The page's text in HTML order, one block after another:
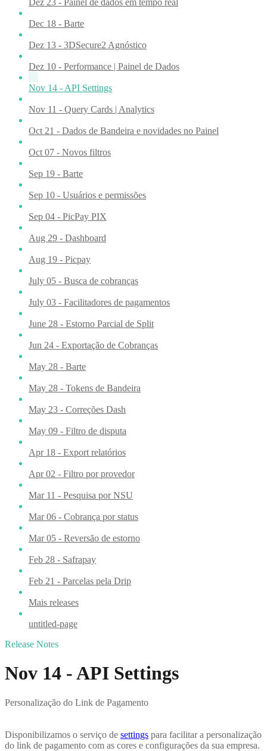
Dec 18 - Barte
Dez 13 - 3DSecure2 Agnóstico
Dez 10 - Performance | Painel de Dados
Nov 14 - API Settings
Nov 11 - Query Cards | Analytics
Oct 21 - Dados de Bandeira e novidades no Painel
Oct 07 - Novos filtros
Sep 19 - Barte
Sep 10 - Usuários e permissões
Sep 04 - PicPay PIX
Aug 29 - Dashboard
Aug 19 - Picpay
July 05 - Busca de cobranças
July 03 - Facilitadores de pagamentos
June 28 - Estorno Parcial de Split
Jun 24 - Exportação de Cobranças
May 28 - Barte
May 28 - Tokens de Bandeira
May 23 - Correções Dash
May 09 - Filtro de disputa
Apr 18 - Export relatórios
Apr 02 - Filtro por provedor
Mar 11 - Pesquisa por NSU
Mar 06 - Cobrança por status
Mar 05 - Reversão de estorno
Feb 28 - Safrapay
Feb 21 - Parcelas pela Drip
Mais releases
untitled-page
Release Notes
Nov 14 - API Settings
Personalização do Link de Pagamento
Disponibilizamos o serviço de settings para facilitar a personalização
do link de pagamento com as cores e configurações da sua empresa.